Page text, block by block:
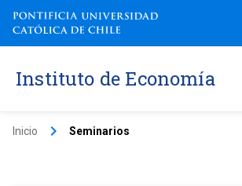
Instituto de Economía
Inicio keyboard_arrow_right Seminarios